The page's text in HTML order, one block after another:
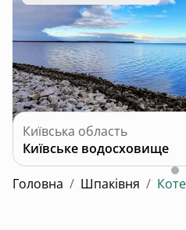
Київська область
Київське водосховище
Головна / Шпаківня /